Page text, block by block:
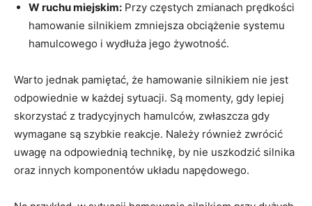
W ruchu miejskim: Przy częstych zmianach prędkości
hamowanie silnikiem zmniejsza obciążenie systemu
hamulcowego i wydłuża jego żywotność.
Warto jednak pamiętać, że hamowanie silnikiem nie jest
odpowiednie w każdej sytuacji. Są momenty, gdy lepiej
skorzystać z tradycyjnych hamulców, zwłaszcza gdy
wymagane są szybkie reakcje. Należy również zwrócić
uwagę na odpowiednią technikę, by nie uszkodzić silnika
oraz innych komponentów układu napędowego.